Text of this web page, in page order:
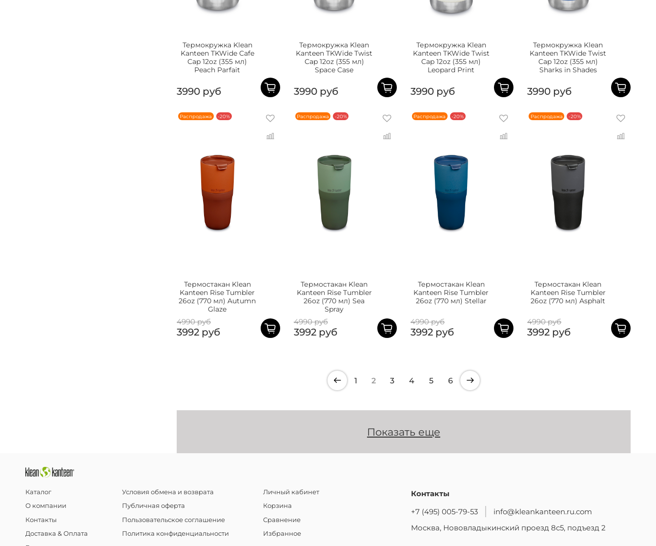
Термокружка Klean
Kanteen TKWide Cafe
Cap 12oz (355 мл)
Peach Parfait
3990 руб
Термокружка Klean
Kanteen TKWide Twist
Cap 12oz (355 мл)
Space Case
3990 руб
Термокружка Klean
Kanteen TKWide Twist
Cap 12oz (355 мл)
Leopard Print
3990 руб
Термокружка Klean
Kanteen TKWide Twist
Cap 12oz (355 мл)
Sharks in Shades
3990 руб
Распродажа -20%
Термостакан Klean
Kanteen Rise Tumbler
26oz (770 мл) Autumn
Glaze
4990 руб
3992 руб
Распродажа -20%
Термостакан Klean
Kanteen Rise Tumbler
26oz (770 мл) Sea
Spray
4990 руб
3992 руб
Распродажа -20%
Термостакан Klean
Kanteen Rise Tumbler
26oz (770 мл) Stellar
4990 руб
3992 руб
Распродажа -20%
Термостакан Klean
Kanteen Rise Tumbler
26oz (770 мл) Asphalt
4990 руб
3992 руб
1 2 3 4 5 6
Показать еще
Каталог
О компании
Контакты
Доставка & Оплата
Условия обмена и возврата
Публичная оферта
Пользовательское соглашение
Политика конфиденциальности
Личный кабинет
Корзина
Сравнение
Избранное
Контакты
+7 (495) 005-79-53
info@kleankanteen.ru.com
Москва, Нововладыкинский проезд 8с5, подъезд 2